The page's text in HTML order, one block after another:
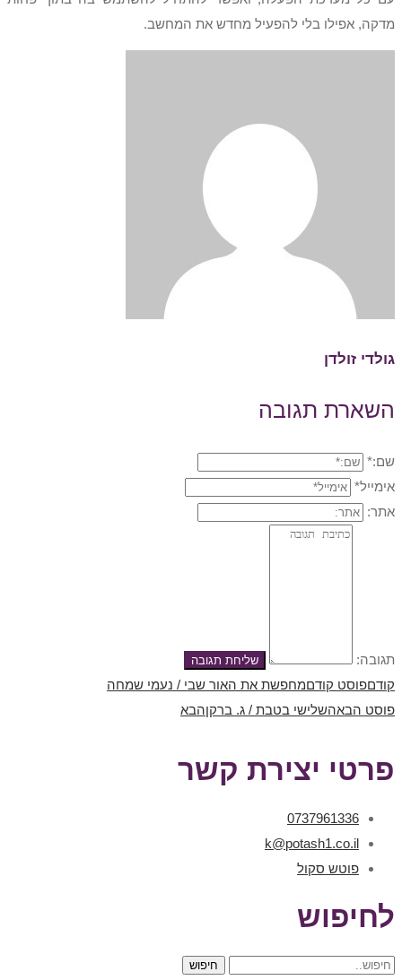
מדקה, אפילו בלי להפעיל מחדש את המחשב.
גולדי זולדן
השארת תגובה
שם:*
אימייל*
אתר:
תגובה:
קודםפוסט קודםמחפשת את האור שבי / נעמי שמחה
פוסט הבאהשלישי בטבת / ג. ברקןהבא
פרטי יצירת קשר
0737961336
k@potash1.co.il
פוטש סקול
לחיפוש
חיפוש